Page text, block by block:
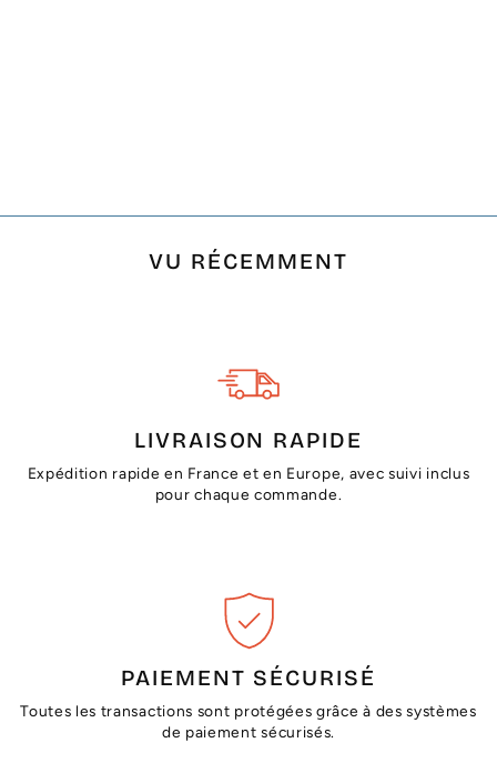
VU RÉCEMMENT
LIVRAISON RAPIDE
Expédition rapide en France et en Europe, avec suivi inclus
pour chaque commande.
PAIEMENT SÉCURISÉ
Toutes les transactions sont protégées grâce à des systèmes
de paiement sécurisés.